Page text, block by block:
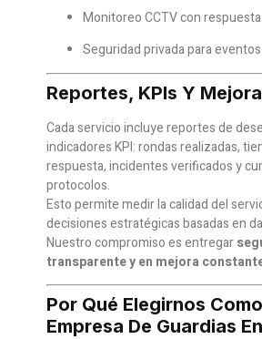
Monitoreo CCTV con
Seguridad privada para
Reportes, KPIs Y
Cada servicio incluye reportes de
indicadores KPI: rondas realizadas,
respuesta, incidentes verificados y
protocolos.
Esto permite medir la calidad del
decisiones estratégicas basadas en
Nuestro compromiso es entregar
transparente y en mejora
Por Qué Elegirnos
Empresa De Guardias